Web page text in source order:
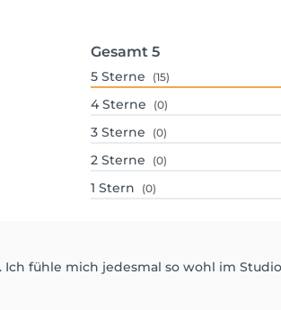
Gesamt 5
5 Sterne (15)
4 Sterne (0)
3 Sterne (0)
2 Sterne (0)
1 Stern (0)
Ich fühle mich jedesmal so wohl im